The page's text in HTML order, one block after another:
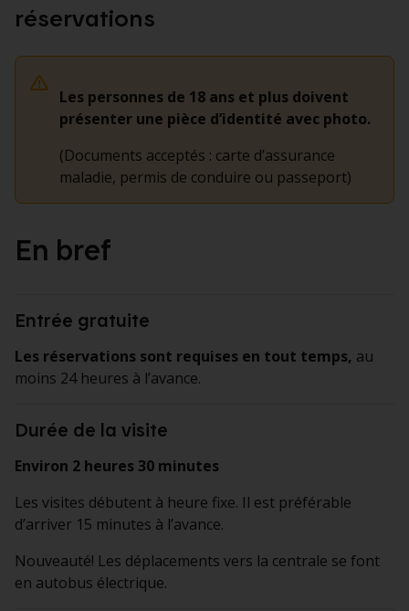
réservations
Les personnes de 18 ans et plus doivent
présenter une pièce d’identité avec photo.
(Documents acceptés : carte d’assurance
maladie, permis de conduire ou passeport)
En bref
Entrée gratuite
Les réservations sont requises en tout temps, au
moins 24 heures à l’avance.
Durée de la visite
Environ 2 heures 30 minutes
Les visites débutent à heure fixe. Il est préférable
d’arriver 15 minutes à l’avance.
Nouveauté! Les déplacements vers la centrale se font
en autobus électrique.